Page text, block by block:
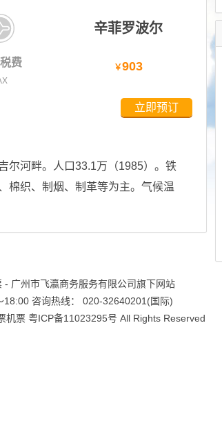
辛菲罗波尔
费 ￥903
立即预订
尔河畔。人口33.1万（1985）。铁
棉织、制烟、制革等为主。气候温
- 广州市飞瀛商务服务有限公司旗下网站
18:00 咨询热线： 020-32640201(国际)
机票 粤ICP备11023295号 All Rights Reserved